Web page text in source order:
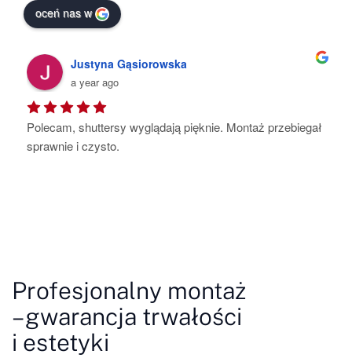
oceń nas w
Kat Ho-Su
a year ago
Pełen profesjonalizm , dbałość o każdy nawet
najmniejszy szczegół .Shuttersy są piękne , bardzo
Profesjonalny montaż
– gwarancja trwałości
i estetyki